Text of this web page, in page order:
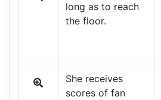
long as to reach
the floor.
She receives
scores of fan